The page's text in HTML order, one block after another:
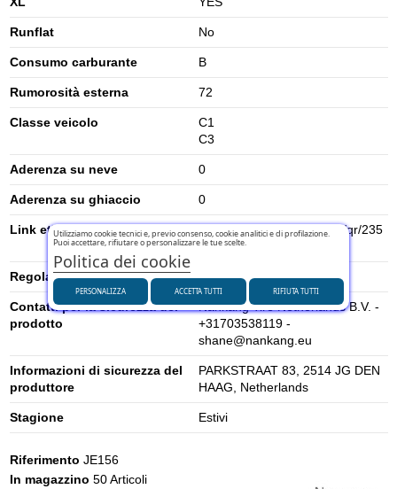
Runflat No
Consumo carburante B
Rumorosità esterna 72
Classe veicolo
C1
C3
Aderenza su neve 0
Aderenza su ghiaccio 0
Link etichetta energetica UE
https://eprel.ec.europa.eu/qr/235
3349
Regolamento UE (2020/740) 2020/740
Contatti per la sicurezza del
prodotto
Nankang Tire Netherlands B.V. -
+31703538119 -
shane@nankang.eu
Informazioni di sicurezza del
produttore
PARKSTRAAT 83, 2514 JG DEN
HAAG, Netherlands
Stagione Estivi
Riferimento JE156
In magazzino 50 Articoli
Utilizziamo cookie tecnici e, previo consenso, cookie analitici e di profilazione.
Puoi accettare, rifiutare o personalizzare le tue scelte.
Politica dei cookie
PERSONALIZZA RIFIUTA TUTTI
ACCETTA TUTTI